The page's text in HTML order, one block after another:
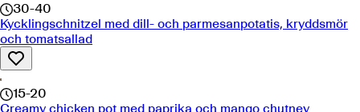
30-40
Kycklingschnitzel med dill- och parmesanpotatis, kryddsmör
och tomatsallad
15-20
Creamy chicken pot med paprika och mango chutney